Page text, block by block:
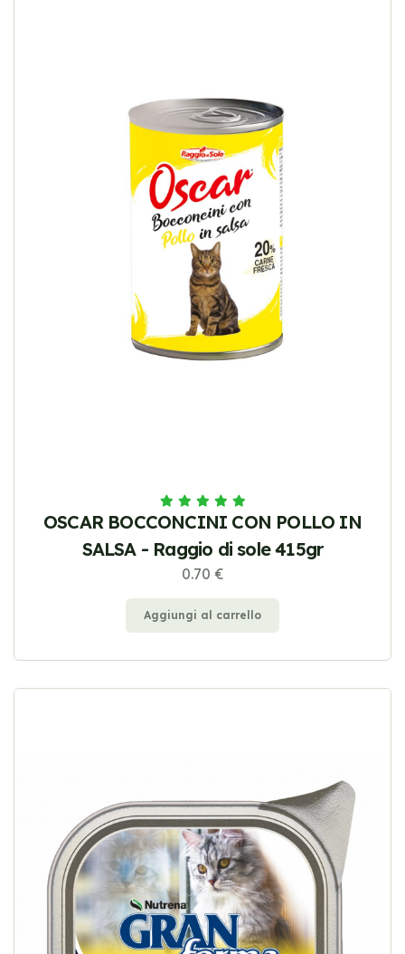
OSCAR BOCCONCINI CON POLLO IN
SALSA - Raggio di sole 415gr
0.70 €
Aggiungi al carrello